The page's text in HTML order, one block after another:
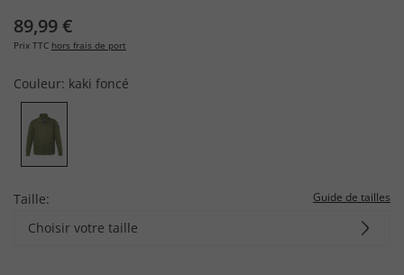
89,99 €
Prix TTC hors frais de port
Couleur: kaki foncé
Taille: Guide de tailles
Choisir votre taille